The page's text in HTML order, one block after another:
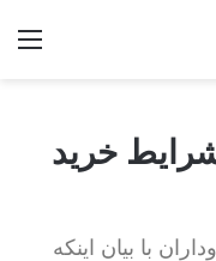
شرایط خرید
با بیان اینکه